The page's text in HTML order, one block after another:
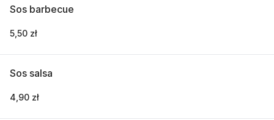
Sos barbecue
5,50 zł
Sos salsa
4,90 zł